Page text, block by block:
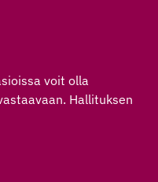
voit olla
Hallituksen